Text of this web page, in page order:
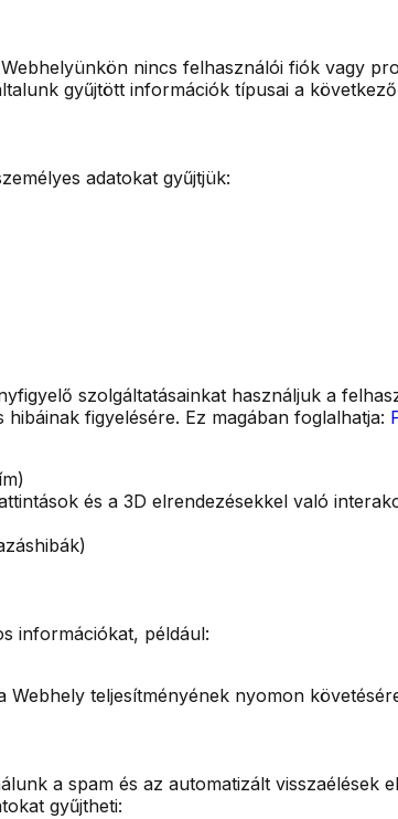
nincs felhasználói fiók vagy
gyűjtött információk típusai a
adatokat gyűjtjük:
szolgáltatásainkat használjuk a
figyelésére. Ez magában foglalhatja:
és a 3D elrendezésekkel való
információkat, például:
teljesítményének nyomon
a spam és az automatizált visszaélések
gyűjtheti: